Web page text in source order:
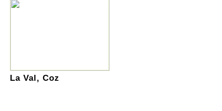
La Val, Coz